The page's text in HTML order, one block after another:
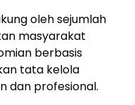
oleh sejumlah
masyarakat
berbasis
tata kelola
dan profesional.